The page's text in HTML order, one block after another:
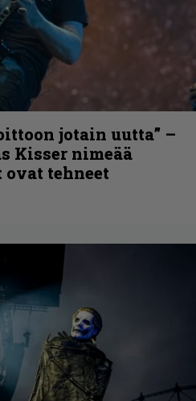
jotain uutta” –
Kisser nimeää
tehneet